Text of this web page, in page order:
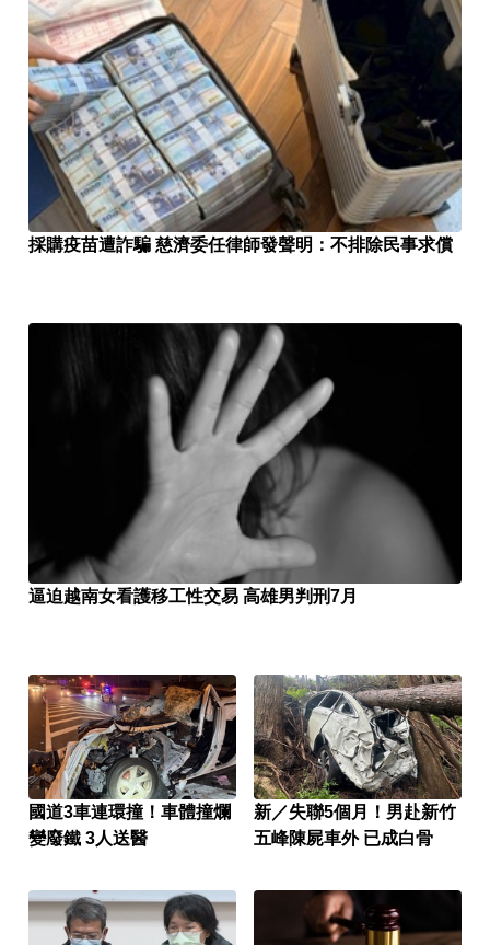
採購疫苗遭詐騙 慈濟委任律師發聲明：不排除民事求償
逼迫越南女看護移工性交易 高雄男判刑7月
國道3車連環撞！車體撞爛
變廢鐵 3人送醫
新／失聯5個月！男赴新竹
五峰陳屍車外 已成白骨